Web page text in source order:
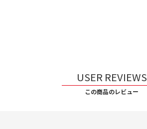
USER REVIEWS
この商品のレビュー